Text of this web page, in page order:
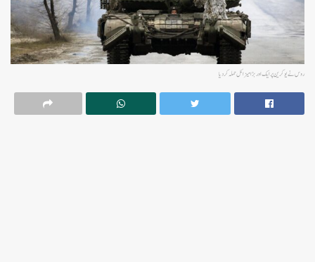
روس نے یوکرین پر ایک اور بڑا میزائل حملہ کر دیا